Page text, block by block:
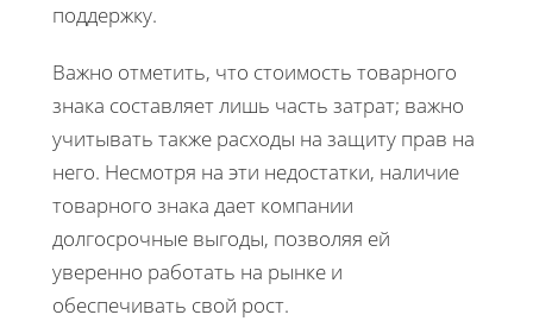
поддержку.
Важно отметить, что стоимость товарного
знака составляет лишь часть затрат; важно
учитывать также расходы на защиту прав на
него. Несмотря на эти недостатки, наличие
товарного знака дает компании
долгосрочные выгоды, позволяя ей
уверенно работать на рынке и
обеспечивать свой рост.